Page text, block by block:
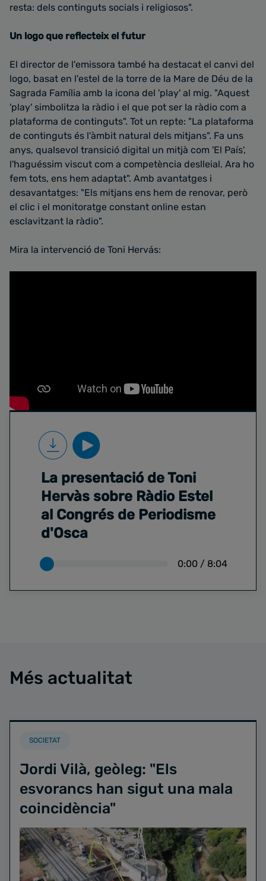
resta: dels continguts socials i religiosos".
Un logo que reflecteix el futur
El director de l'emissora també ha destacat el canvi del
logo, basat en l'estel de la torre de la Mare de Déu de la
Sagrada Família amb la icona del 'play' al mig. "Aquest
'play' simbolitza la ràdio i el que pot ser la ràdio com a
plataforma de continguts". Tot un repte: "La plataforma
de continguts és l'àmbit natural dels mitjans". Fa uns
anys, qualsevol transició digital un mitjà com 'El País',
l'haguéssim viscut com a competència deslleial. Ara ho
fem tots, ens hem adaptat". Amb avantatges i
desavantatges: "Els mitjans ens hem de renovar, però
el clic i el monitoratge constant online estan
esclavitzant la ràdio".
Mira la intervenció de Toni Hervás:
La presentació de Toni
Hervàs sobre Ràdio Estel
al Congrés de Periodisme
d'Osca
0:00 / 8:04
Més actualitat
SOCIETAT
Jordi Vilà, geòleg: "Els
esvorancs han sigut una mala
coincidència"